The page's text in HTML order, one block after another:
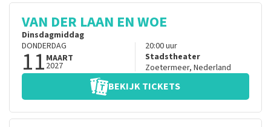
VAN DER LAAN EN WOE
Dinsdagmiddag
DONDERDAG
11 MAART
2027
20:00uur
Stadstheater
Zoetermeer, Nederland
BEKIJK TICKETS